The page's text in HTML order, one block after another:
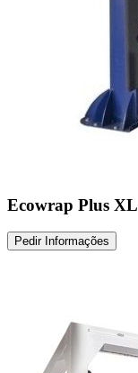
Ecowrap Plus XL
Pedir Informações